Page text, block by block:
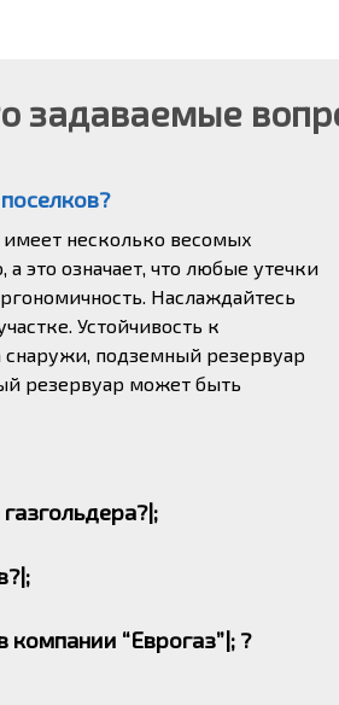
задаваемые
несколько весомых
это означает, что любые утечки
Наслаждайтесь
Устойчивость к
подземный резервуар
резервуар может быть
сертифицированный
мы осматриваем все
соответствовать всем
“Еврогаз”|; ?